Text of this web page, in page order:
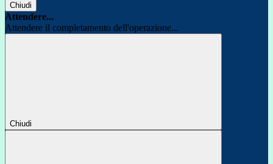
Chiudi
Attendere...
Attendere il completamento dell'operazione...
Chiudi